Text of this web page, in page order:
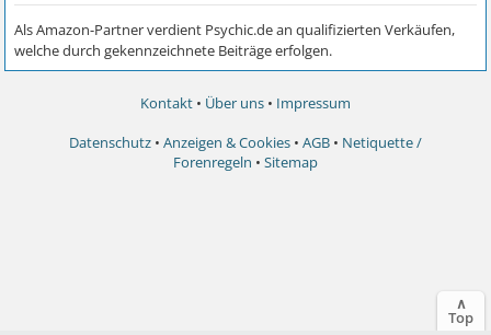
Kontakt • Über uns • Impressum
Datenschutz • Anzeigen & Cookies • AGB • Netiquette /
Forenregeln • Sitemap
∧
Top